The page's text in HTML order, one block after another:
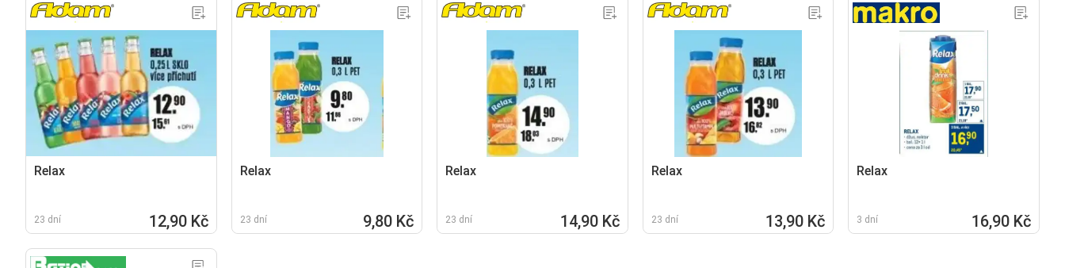
Relax
23 dní 12,90 Kč
Relax
23 dní 9,80 Kč
Relax
23 dní 14,90 Kč
Relax
23 dní 13,90 Kč
Relax
3 dní 16,90 Kč